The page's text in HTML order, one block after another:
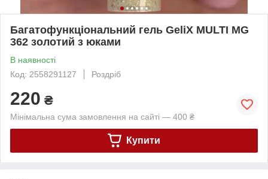
Багатофункціональний гель GeliX MULTI MG
362 золотий з юками
В наявності
Код: 2558291127
Роздріб
220 ₴
Мінімальна сума замовлення на сайті — 400 ₴
Купити